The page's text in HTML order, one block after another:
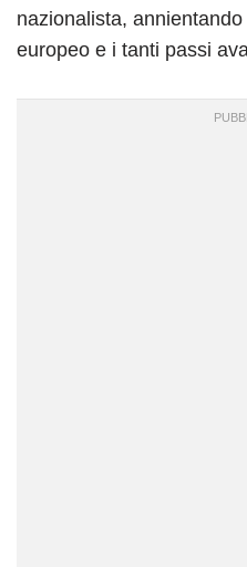
nazionalista,
europeo e i tanti passi